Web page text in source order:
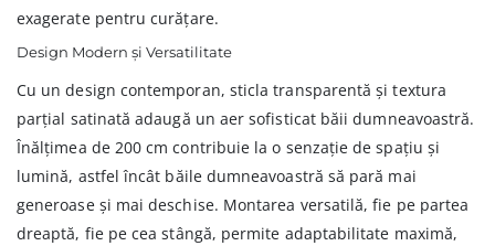
exagerate pentru curățare.
Design Modern și Versatilitate
Cu un design contemporan, sticla transparentă și textura
parțial satinată adaugă un aer sofisticat băii dumneavoastră.
Înălțimea de 200 cm contribuie la o senzație de spațiu și
lumină, astfel încât băile dumneavoastră să pară mai
generoase și mai deschise. Montarea versatilă, fie pe partea
dreaptă, fie pe cea stângă, permite adaptabilitate maximă,